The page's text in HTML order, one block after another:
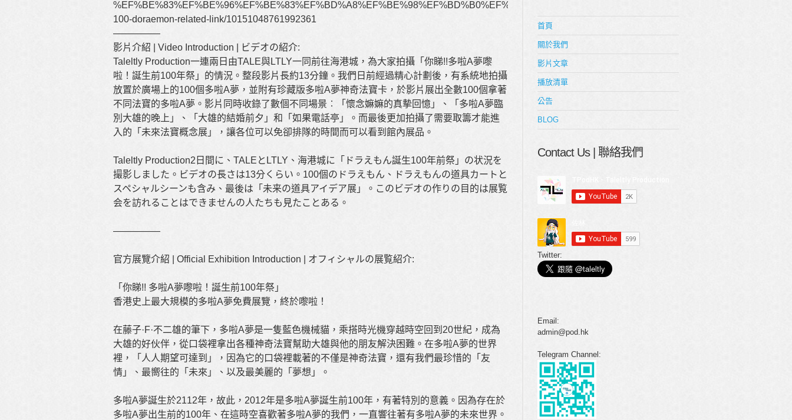
100-doraemon-related-link/10151048761992361
—————
影片介紹 | Video Introduction | ビデオの紹介:
Taleltly Production一連兩日由TALE與LTLY一同前往海港城，為大家拍攝「你睇!!多啦A夢嚟
啦！誕生前100年祭」的情況。整段影片長約13分鐘。我們日前經過精心計劃後，有系統地拍攝
放置於廣場上的100個多啦A夢，並附有珍藏版多啦A夢神奇法寶卡，於影片展出全數100個拿著
不同法寶的多啦A夢。影片同時收錄了數個不同場景︰「懷念嫲嫲的真摰回憶」、「多啦A夢臨
別大雄的晚上」、「大雄的結婚前夕」和「如果電話亭」。而最後更加拍攝了需要取籌才能進
入的「未來法寶概念展」，讓各位可以免卻排隊的時間而可以看到館內展品。
Taleltly Production2日間に、TALEとLTLY、海港城に「ドラえもん誕生100年前祭」の状況を
撮影しました。ビデオの長さは13分くらい。100個のドラえもん、ドラえもんの道具カートと
スペシャルシーンも含み、最後は「未来の道具アイデア展」。このビデオの作りの目的は展覧
会を訪れることはできませんの人たちも見たことある。
—————
官方展覽介紹 | Official Exhibition Introduction | オフィシャルの展覧紹介:
「你睇!! 多啦A夢嚟啦！誕生前100年祭」
香港史上最大規模的多啦A夢免費展覽，終於嚟啦！
在藤子·F·不二雄的筆下，多啦A夢是一隻藍色機械貓，乘搭時光機穿越時空回到20世紀，成為
大雄的好伙伴，從口袋裡拿出各種神奇法寶幫助大雄與他的朋友解決困難。在多啦A夢的世界
裡，「人人期望可達到」，因為它的口袋裡載著的不僅是神奇法寶，還有我們最珍惜的「友
情」、最嚮往的「未來」、以及最美麗的「夢想」。
多啦A夢誕生於2112年，故此，2012年是多啦A夢誕生前100年，有著特別的意義。因為存在於
多啦A夢出生前的100年、在這時空喜歡著多啦A夢的我們，一直響往著有多啦A夢的未來世界。
首頁
關於我們
影片文章
播放清單
公告
BLOG
Contact Us | 聯絡我們
Twitter:
Email:
admin@pod.hk
Telegram Channel: